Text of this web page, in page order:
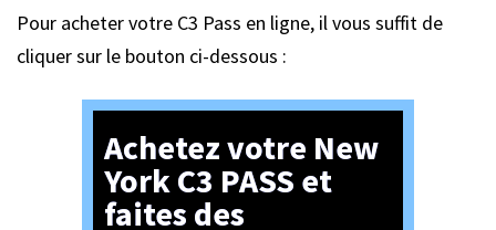
Pour acheter votre C3 Pass en ligne, il vous suffit de
cliquer sur le bouton ci-dessous :
Achetez votre New
York C3 PASS et
faites des